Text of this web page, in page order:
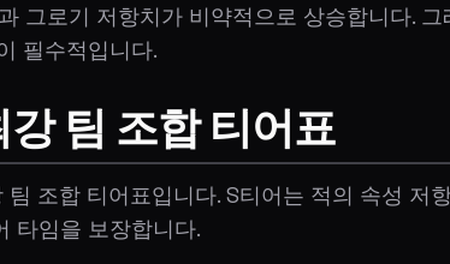
그로기 저항치가 비약적으로 상승합니다.
필수적입니다.
팀 조합 티어표
조합 티어표입니다. S티어는 적의 속성
타임을 보장합니다.